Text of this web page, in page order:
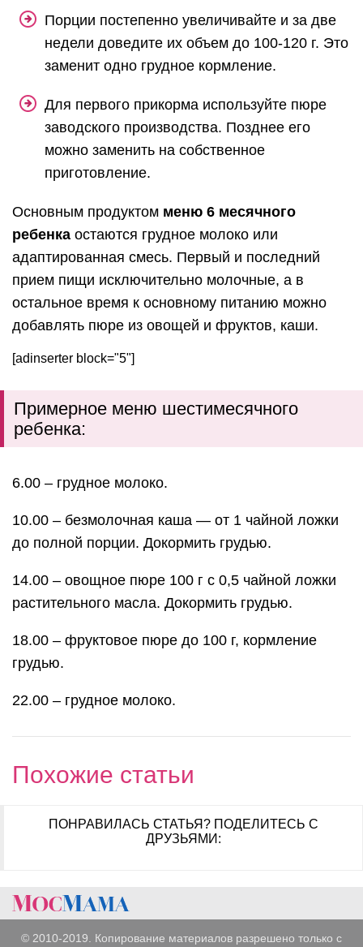
Порции постепенно увеличивайте и за две
недели доведите их объем до 100-120 г. Это
заменит одно грудное кормление.
Для первого прикорма используйте пюре
заводского производства. Позднее его
можно заменить на собственное
приготовление.
Основным продуктом меню 6 месячного
ребенка остаются грудное молоко или
адаптированная смесь. Первый и последний
прием пищи исключительно молочные, а в
остальное время к основному питанию можно
добавлять пюре из овощей и фруктов, каши.
[adinserter block="5"]
Примерное меню шестимесячного
ребенка:
­6.00 – грудное молоко.
10.00 – безмолочная каша — от 1 чайной ложки
до полной порции. Докормить грудью.
14.00 – овощное пюре 100 г с 0,5 чайной ложки
растительного масла. Докормить грудью.
18.00 – фруктовое пюре до 100 г, кормление
грудью.
22.00 – грудное молоко.
Похожие статьи
ПОНРАВИЛАСЬ СТАТЬЯ? ПОДЕЛИТЕСЬ С
ДРУЗЬЯМИ:
© 2010-2019. Копирование материалов разрешено только с